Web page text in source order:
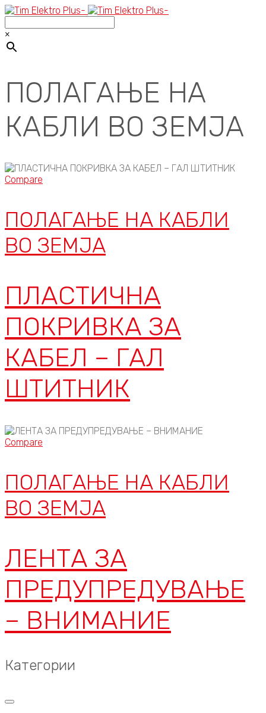
×
ПОЛАГАЊЕ НА
КАБЛИ ВО ЗЕМЈА
Compare
ПОЛАГАЊЕ НА КАБЛИ
ВО ЗЕМЈА
ПЛАСТИЧНА
ПОКРИВКА ЗА
КАБЕЛ – ГАЛ
ШТИТНИК
Compare
ПОЛАГАЊЕ НА КАБЛИ
ВО ЗЕМЈА
ЛЕНТА ЗА
ПРЕДУПРЕДУВАЊЕ
– ВНИМАНИЕ
Категории